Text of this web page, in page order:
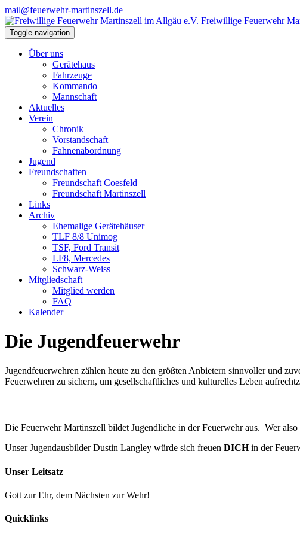
mail@feuerwehr-martinszell.de
Freiwillige Feuerwehr
Toggle navigation
Über uns
Gerätehaus
Fahrzeuge
Kommando
Mannschaft
Aktuelles
Verein
Chronik
Vorstandschaft
Fahnenabordnung
Jugend
Freundschaften
Freundschaft Coesfeld
Freundschaft Martinszell
Links
Archiv
Ehemalige Gerätehäuser
TLF 8/8 Unimog
TSF, Ford Transit
LF8, Mercedes
Schwarz-Weiss
Mitgliedschaft
Mitglied werden
FAQ
Kalender
Die Jugendfeuerwehr
Jugendfeuerwehren zählen heute zu den größten Anbietern sinnvoller und
Feuerwehren zu sichern, um gesellschaftliches und kulturelles Leben
Die Feuerwehr Martinszell bildet Jugendliche in der Feuerwehr aus. Wer
Unser Jugendausbilder Dustin Langley würde sich freuen DICHin der
Unser Leitsatz
Gott zur Ehr, dem Nächsten zur Wehr!
Quicklinks